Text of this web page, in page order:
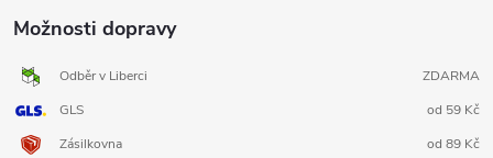
Možnosti dopravy
Odběr v Liberci
ZDARMA
GLS
od 59 Kč
Zásilkovna
od 89 Kč